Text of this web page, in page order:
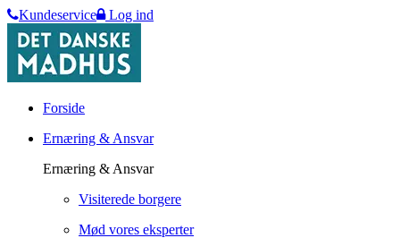
Kundeservice Log ind
Forside
Ernæring & Ansvar
Ernæring & Ansvar
Visiterede borgere
Mød vores eksperter